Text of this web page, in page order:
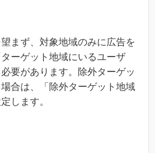
まず、対象地域のみに広告を
ーゲット地域にいるユーザ
要があります。除外ターゲッ
合は、「除外ターゲット地域
します。